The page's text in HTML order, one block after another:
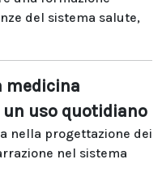
del sistema salute,
medicina
uso quotidiano
nella progettazione dei
nel sistema